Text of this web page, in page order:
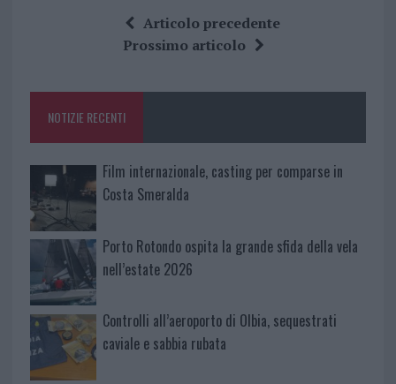
o
k
te
re
at
s
p
a
re
Articolo precedente
Prossimo articolo
NOTIZIE RECENTI
Film internazionale, casting per comparse in
Costa Smeralda
Porto Rotondo ospita la grande sfida della vela
nell’estate 2026
Controlli all’aeroporto di Olbia, sequestrati
caviale e sabbia rubata